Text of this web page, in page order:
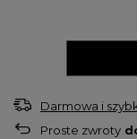
Darmowa i
Proste zwroty